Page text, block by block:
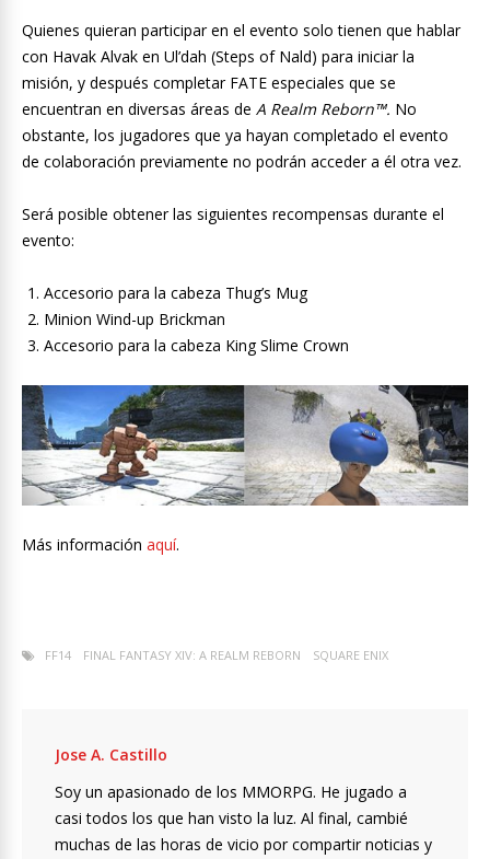
Quienes quieran participar en el evento solo tienen que hablar
con Havak Alvak en Ul’dah (Steps of Nald) para iniciar la
misión, y después completar FATE especiales que se
encuentran en diversas áreas de A Realm Reborn™. No
obstante, los jugadores que ya hayan completado el evento
de colaboración previamente no podrán acceder a él otra vez.
Será posible obtener las siguientes recompensas durante el
evento:
Accesorio para la cabeza Thug’s Mug
Minion Wind-up Brickman
Accesorio para la cabeza King Slime Crown
Más información aquí.
FF14 FINAL FANTASY XIV: A REALM REBORN SQUARE ENIX
Jose A. Castillo
Soy un apasionado de los MMORPG. He jugado a
casi todos los que han visto la luz. Al final, cambié
muchas de las horas de vicio por compartir noticias y